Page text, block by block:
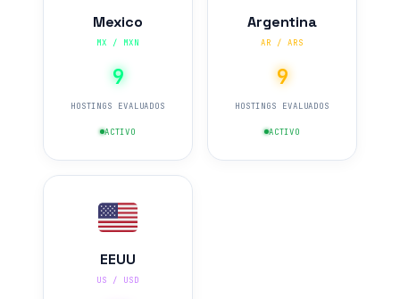
Mexico
MX / MXN
9
HOSTINGS EVALUADOS
ACTIVO
Argentina
AR / ARS
9
HOSTINGS EVALUADOS
ACTIVO
EEUU
US / USD